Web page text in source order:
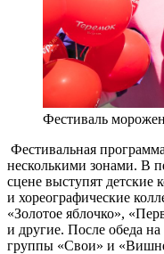
Фестиваль
Фестивальная
несколькими зонами. В
сцене выступят детские
и хореографические
«Золотое яблочко»,
и другие. После обеда
группы «Свои» и